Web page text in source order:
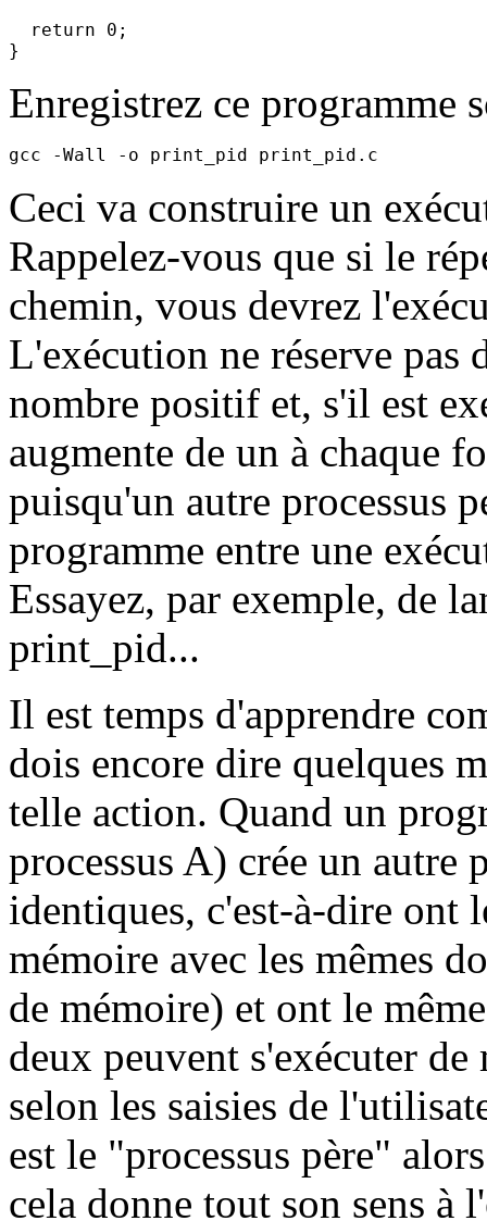
  return 0;
Enregistrez ce programme
Ceci va construire un
Rappelez-vous que si le
chemin, vous devrez
L'exécution ne réserve pas
nombre positif et, s'il est
augmente de un à chaque
puisqu'un autre processus
programme entre une
Essayez, par exemple, de
print_pid...
Il est temps d'apprendre
dois encore dire quelques
telle action. Quand un
processus A) crée un autre
identiques, c'est-à-dire ont
mémoire avec les mêmes
de mémoire) et ont le
deux peuvent s'exécuter
selon les saisies de
est le "processus père"
cela donne tout son sens à